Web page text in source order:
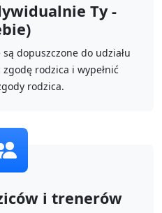
Ty -
dopuszczone do udziału
rodzica i wypełnić
rodzica.
i trenerów